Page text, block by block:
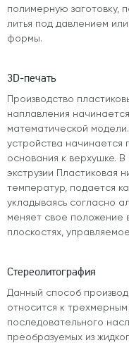
полимерную заготовку,
литья под давлением
формы.
3D-печать
Производство
наплавления
математической
устройства
основания к верхушке.
экструзии Пластиковая
температур, подается
укладываясь согласно
меняет свое положение
плоскостях,
Стереолитография
Данный способ
относится к
последовательного
преобразуемых из